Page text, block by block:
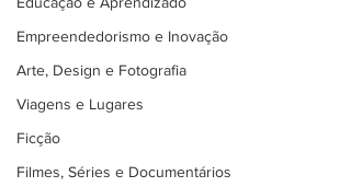
Empreendedorismo e Inovação
Arte, Design e Fotografia
Viagens e Lugares
Ficção
Filmes, Séries e Documentários